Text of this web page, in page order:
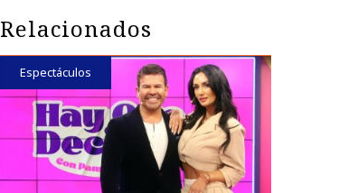
Relacionados
Espectáculos